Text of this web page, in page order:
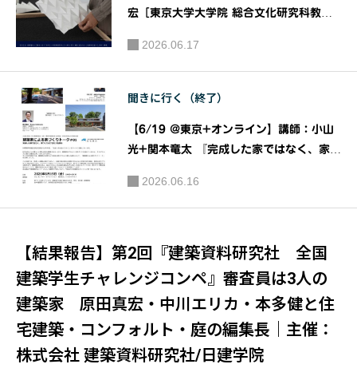
宏［東京大学大学院 総合文化研究科教
6］｜主催：JIA関東甲信越支部 JIAトー
ク実行委員会
2026.06.17
聞きに行く（終了）
【6/19 @東京+オンライン】講師：小山
光+関本⻯太 『完成した家ではなく、家づ
づくりトーク＃01］｜公益社団法人 日本
建築家協会（JIA）関東甲信越支部 住宅部
2026.06.16
【結果報告】第2回『建築資料研究社 全国
建築学生チャレンジコンペ』審査員は3人の
建築家 原田真宏・中川エリカ・本多健と住
宅建築・コンフォルト・庭の編集長｜主催：
株式会社 建築資料研究社/日建学院